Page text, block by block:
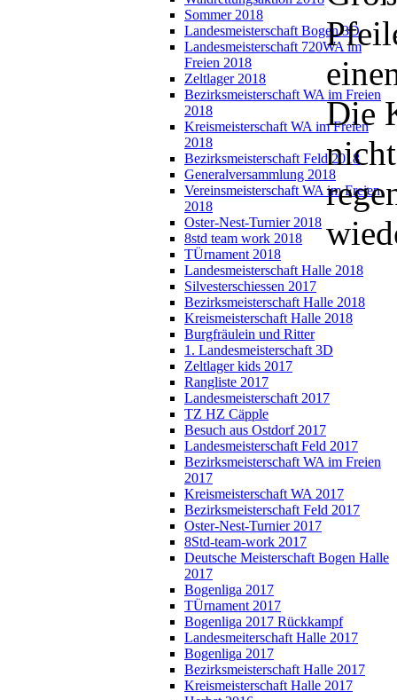
Sommer 2018
Landesmeisterschaft Bogen 3D
Landesmeisterschaft 720WA im
Freien 2018
Zeltlager 2018
Bezirksmeisterschaft WA im Freien
2018
Kreismeisterschaft WA im Freien
2018
Bezirksmeisterschaft Feld 2018
Generalversammlung 2018
Vereinsmeisterschaft WA im Freien
2018
Oster-Nest-Turnier 2018
8std team work 2018
TÜrnament 2018
Landesmeisterschaft Halle 2018
Silvesterschiessen 2017
Bezirksmeisterschaft Halle 2018
Kreismeisterschaft Halle 2018
Burgfräulein und Ritter
1. Landesmeisterschaft 3D
Zeltlager kids 2017
Rangliste 2017
Landesmeisterschaft 2017
TZ HZ Cäpple
Besuch aus Ostdorf 2017
Landesmeisterschaft Feld 2017
Bezirksmeisterschaft WA im Freien
2017
Kreismeisterschaft WA 2017
Bezirksmeisterschaft Feld 2017
Oster-Nest-Turnier 2017
8Std-team-work 2017
Deutsche Meisterschaft Bogen Halle
2017
Bogenliga 2017
TÜrnament 2017
Bogenliga 2017 Rückkampf
Landesmeiterschaft Halle 2017
Bogenliga 2017
Bezirksmeisterschaft Halle 2017
Kreismeisterschaft Halle 2017
Die